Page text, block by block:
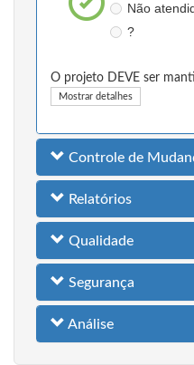
Não
?
O projeto DEVE ser
Mostrar detalhes
Controle de
Relatórios
Qualidade
Segurança
Análise